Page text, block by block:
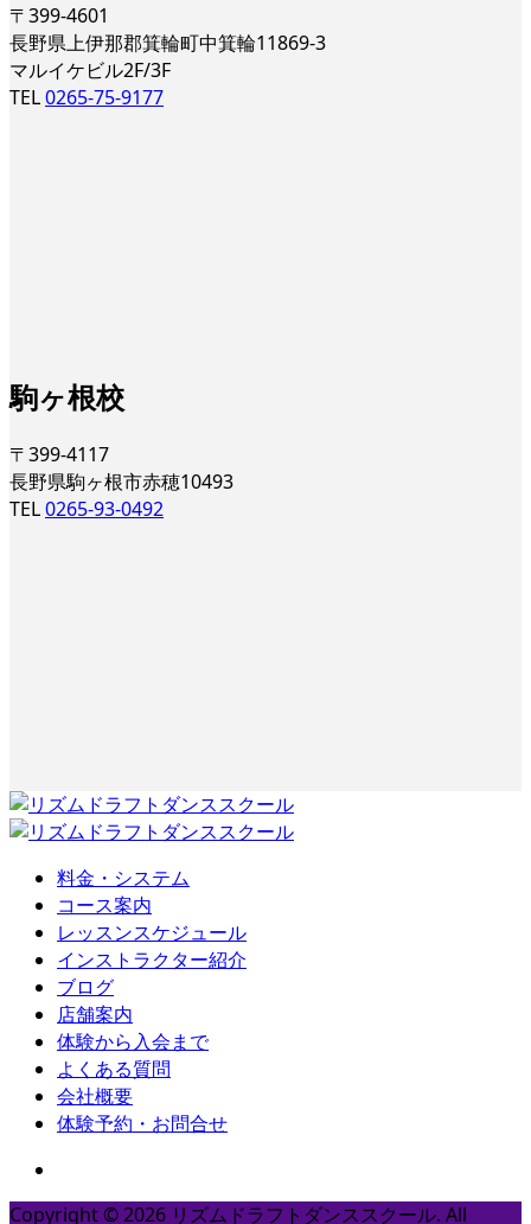
〒399-4601
長野県上伊那郡箕輪町中箕輪11869-3
マルイケビル2F/3F
TEL0265-75-9177
駒ヶ根校
〒399-4117
長野県駒ヶ根市赤穂10493
TEL0265-93-0492
料金・システム
コース案内
レッスンスケジュール
インストラクター紹介
ブログ
店舗案内
体験から入会まで
よくある質問
会社概要
体験予約・お問合せ
Copyright ©2026 リズムドラフトダンススクール. All